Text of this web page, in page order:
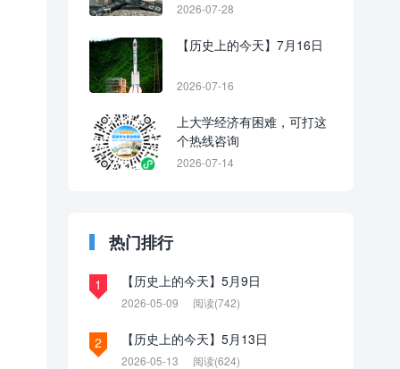
2026-07-28
【历史上的今天】7月16日
2026-07-16
上大学经济有困难，可打这
个热线咨询
2026-07-14
热门排行
1 【历史上的今天】5月9日
2026-05-09 阅读(742)
2 【历史上的今天】5月13日
2026-05-13 阅读(624)